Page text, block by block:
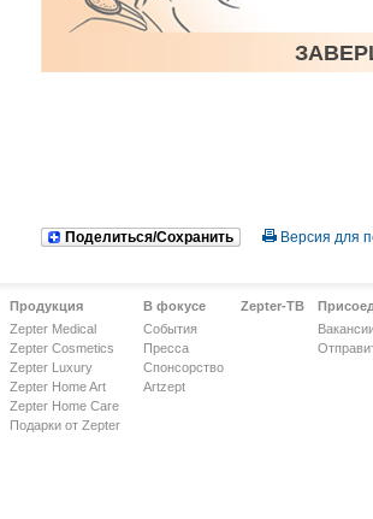
Поделиться/Сохранить Версия для
Продукция
Zepter Medical
Zepter Cosmetics
Zepter Luxury
Zepter Home Art
Zepter Home Care
Подарки от Zepter
В фокусе
События
Пресса
Спонсорство
Artzept
Zepter-ТВ